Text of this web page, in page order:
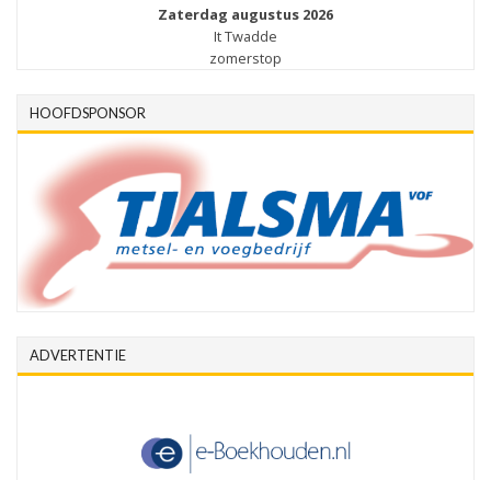
Zaterdag augustus 2026
It Twadde
zomerstop
HOOFDSPONSOR
ADVERTENTIE